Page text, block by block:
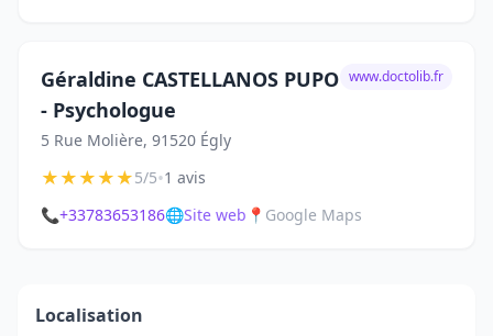
Géraldine CASTELLANOS PUPO
- Psychologue
5 Rue Molière, 91520 Égly
www.doctolib.fr
★★★★★5/5•1 avis
📞+33783653186🌐Site web 📍 Google Maps
Localisation